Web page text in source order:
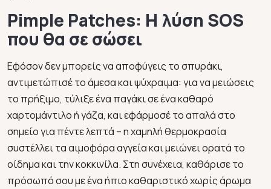
Pimple Patches: Η λύση SOS
που θα σε σώσει
Εφόσον δεν μπορείς να αποφύγεις το σπυράκι,
αντιμετώπισέ το άμεσα και ψύχραιμα: για να μειώσεις
το πρήξιμο, τύλιξε ένα παγάκι σε ένα καθαρό
χαρτομάντιλο ή γάζα, και εφάρμοσέ το απαλά στο
σημείο για πέντε λεπτά – η χαμηλή θερμοκρασία
συστέλλει τα αιμοφόρα αγγεία και μειώνει ορατά το
οίδημα και την κοκκινίλα. Στη συνέχεια, καθάρισε το
πρόσωπό σου με ένα ήπιο καθαριστικό χωρίς άρωμα